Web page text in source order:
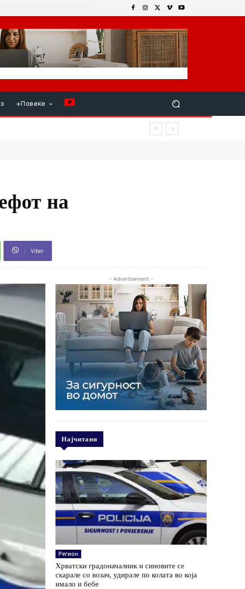
+Повеќе
на
Viber
- Advertisement -
Најчитани
Регион
Хрватски градоначалник и синовите се
скарале со возач, удирале по колата во која
имало и бебе